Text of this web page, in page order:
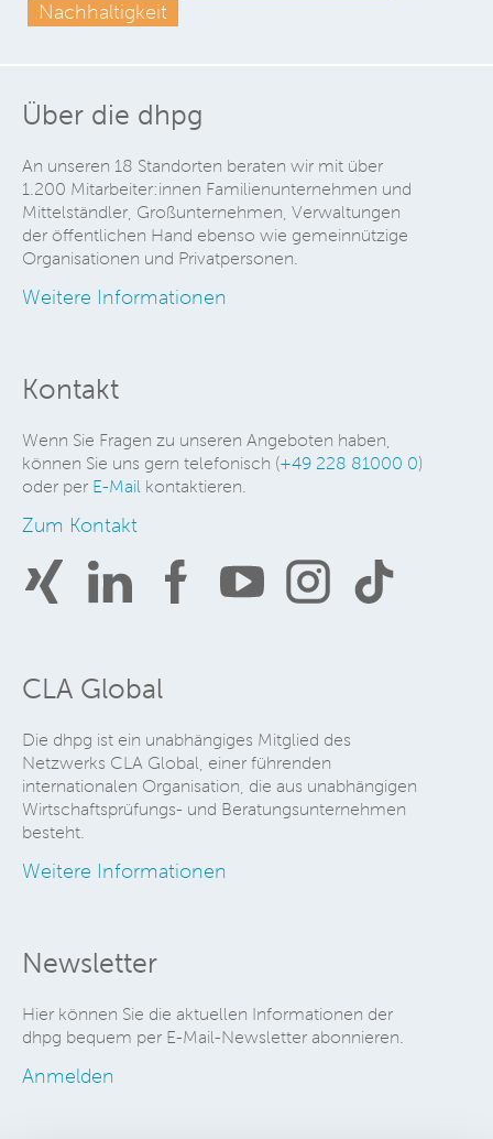
Nachhaltigkeit
Über die dhpg
An unseren 18 Standorten beraten wir mit über
1.200 Mitarbeiter:innen Familienunternehmen und
Mittelständler, Großunternehmen, Verwaltungen
der öffentlichen Hand ebenso wie gemeinnützige
Organisationen und Privatpersonen.
Weitere Informationen
Kontakt
Wenn Sie Fragen zu unseren Angeboten haben,
können Sie uns gern telefonisch (+49 228 81000 0)
oder per E-Mail kontaktieren.
Zum Kontakt
CLA Global
Die dhpg ist ein unabhängiges Mitglied des
Netzwerks CLA Global, einer führenden
internationalen Organisation, die aus unabhängigen
Wirtschaftsprüfungs- und Beratungsunternehmen
besteht.
Weitere Informationen
Newsletter
Hier können Sie die aktuellen Informationen der
dhpg bequem per E-Mail-Newsletter abonnieren.
Anmelden